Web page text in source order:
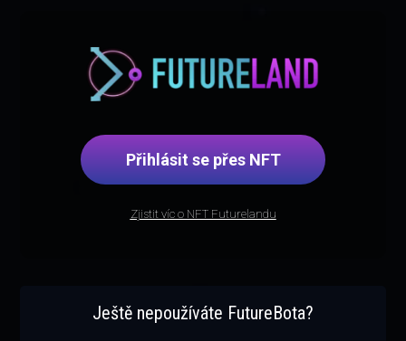
Přihlásit se přes NFT
Zjistit víc o NFT Futurelandu
Ještě nepoužíváte FutureBota?